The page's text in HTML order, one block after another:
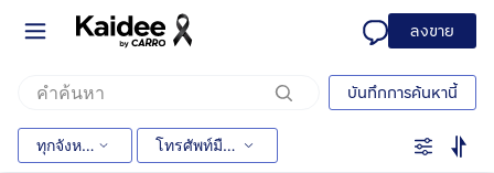
ลงขาย
บันทึกการค้นหานี้
ทุกจังหวัด โทรศัพท์มือถือ